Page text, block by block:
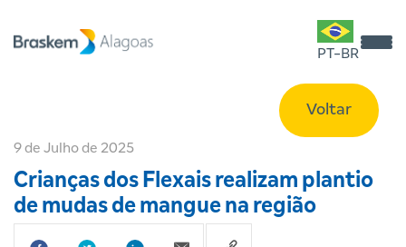
PT-BR
Voltar
9 de Julho de 2025
Crianças dos Flexais realizam plantio
de mudas de mangue na região